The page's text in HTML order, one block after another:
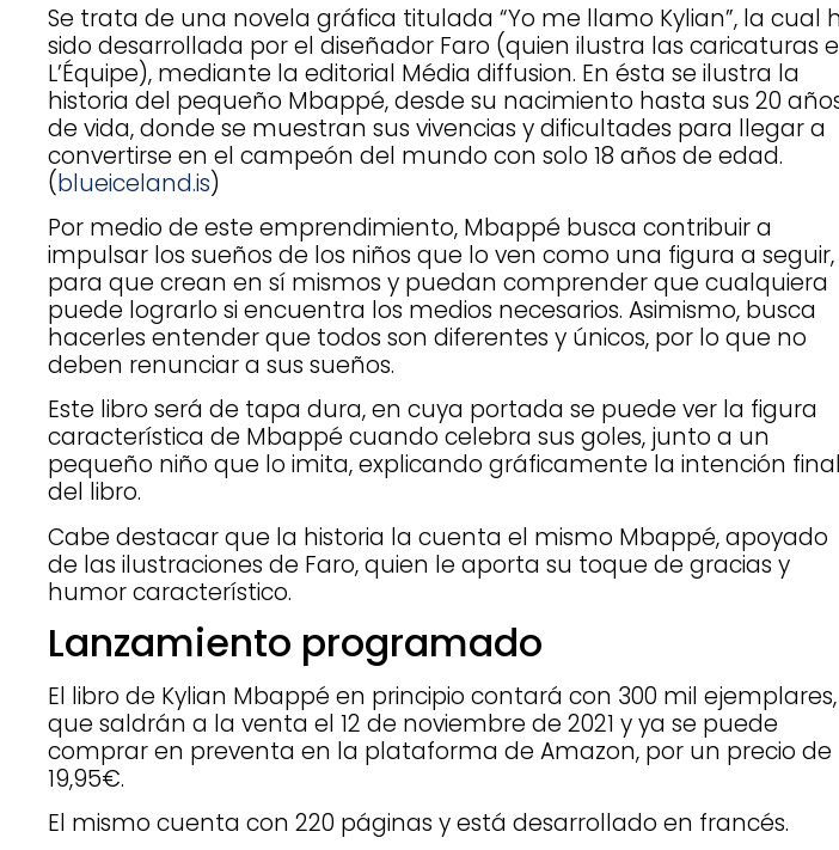
Se trata de una novela gráfica titulada “Yo me llamo Kylian”, la cual
sido desarrollada por el diseñador Faro (quien ilustra las caricaturas
L’Équipe), mediante la editorial Média diffusion. En ésta se ilustra la
historia del pequeño Mbappé, desde su nacimiento hasta sus 20
de vida, donde se muestran sus vivencias y dificultades para llegar a
convertirse en el campeón del mundo con solo 18 años de edad.
(blueiceland.is)
Por medio de este emprendimiento, Mbappé busca contribuir a
impulsar los sueños de los niños que lo ven como una figura a seguir,
para que crean en sí mismos y puedan comprender que cualquiera
puede lograrlo si encuentra los medios necesarios. Asimismo, busca
hacerles entender que todos son diferentes y únicos, por lo que no
deben renunciar a sus sueños.
Este libro será de tapa dura, en cuya portada se puede ver la figura
característica de Mbappé cuando celebra sus goles, junto a un
pequeño niño que lo imita, explicando gráficamente la intención final
del libro.
Cabe destacar que la historia la cuenta el mismo Mbappé, apoyado
de las ilustraciones de Faro, quien le aporta su toque de gracias y
humor característico.
Lanzamiento programado
El libro de Kylian Mbappé en principio contará con 300 mil ejemplares,
que saldrán a la venta el 12 de noviembre de 2021 y ya se puede
comprar en preventa en la plataforma de Amazon, por un precio de
19,95€.
El mismo cuenta con 220 páginas y está desarrollado en francés.